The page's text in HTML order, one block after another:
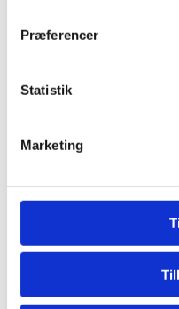
Præferencer
Statistik
Marketing